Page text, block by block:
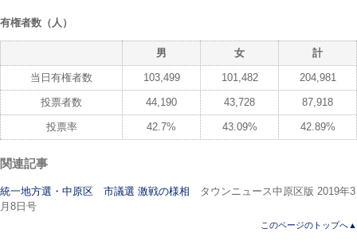
有権者数（人）
男 女 計
当日有権者数 103,499 101,482 204,981
投票者数 44,190 43,728 87,918
投票率 42.7% 43.09% 42.89%
関連記事
統一地方選・中原区 市議選 激戦の様相 タウンニュース中原区版 2019年3
月8日号
このページのトップへ▲